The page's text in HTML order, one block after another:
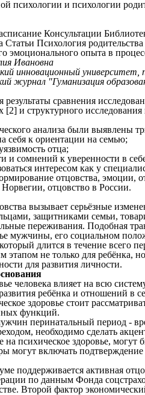
психологии и психологии
Консультации
Статьи Психология родительства
эмоционального опыта в
Ивановна
инновационный университет,
журнал "Гуманизация
результаты сравнения
и структурного
анализа были выявлены
себя к ориентации на семью;
отца;
и сомнений к уверенности в
интересом как у
отцовства, эмоции,
отцовство в России.
вызывает серьёзные
защитниками семьи,
переживания. Подобная
мужчины, его социальном
длится в течение всего
не только для ребёнка,
для развития личности.
человека влияет на всю
ребёнка и отношений в
здоровье стоит
функций.
перинатальный период -
необходимо сделать
психическое здоровье,
могут включать
поддерживается активная
по данным Фонда
Второй фактор